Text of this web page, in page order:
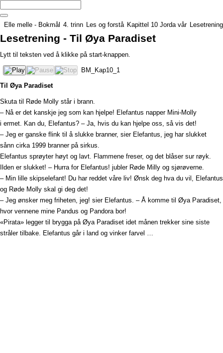
Elle melle - Bokmål 4. trinn Les og forstå Kapittel 10 Jorda vår
Lesetrening - Til Øya Paradiset
Lytt til teksten ved å klikke på start-knappen.
BM_Kap10_1
Til Øya Paradiset
Skuta til Røde Molly står i brann.
– Nå er det kanskje jeg som kan hjelpe! Elefantus napper Mini-Molly
i ermet. Kan du, Elefantus? – Ja, hvis du kan hjelpe oss, så vis det!
– Jeg er ganske flink til å slukke branner, sier Elefantus, jeg har slukket
sånn cirka 1999 branner på sirkus.
Elefantus sprøyter høyt og lavt. Flammene freser, og det blåser sur røyk.
Ilden er slukket! – Hurra for Elefantus! jubler Røde Milly og sjørøverne.
– Min lille skipselefant! Du har reddet våre liv! Ønsk deg hva du vil,
og Røde Molly skal gi deg det!
– Jeg ønsker meg friheten, jeg! sier Elefantus. – Å komme til Øya Paradiset,
hvor vennene mine Pandus og Pandora bor!
«Pirata» legger til brygga på Øya Paradiset idet månen trekker sine siste
stråler tilbake. Elefantus går i land og vinker farvel …